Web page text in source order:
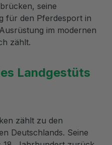
seine
für den Pferdesport in
im modernen
zählt.
Landgestüts
zählt zu den
Deutschlands. Seine